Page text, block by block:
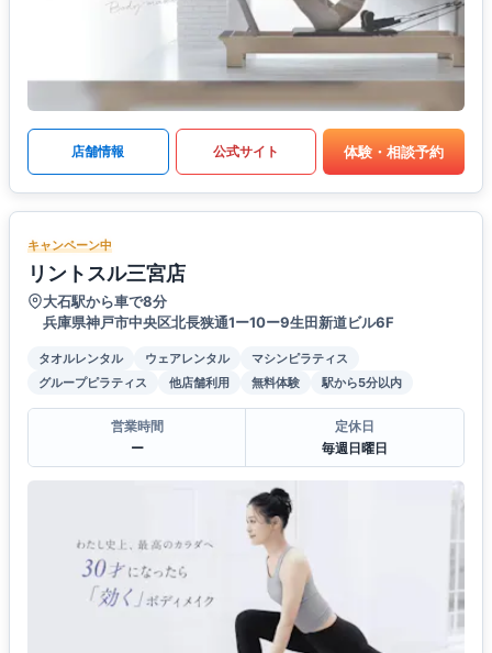
店舗情報 公式サイト 体験・相談予約
キャンペーン中
リントスル三宮店
大石駅から車で8分
兵庫県神戸市中央区北長狭通1ー10ー9生田新道ビル6F
タオルレンタル ウェアレンタル
マシンピラティス
グループピラティス
他店舗利用 無料体験 駅から5分以内
営業時間
ー
定休日
毎週日曜日